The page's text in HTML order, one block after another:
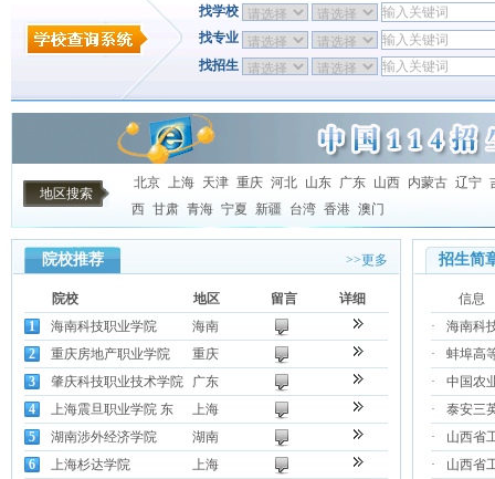
找学校
找专业
找招生
地区搜索
北京 上海 天津 重庆 河北 山东 广东 山西 内蒙古 辽宁
西 甘肃 青海 宁夏 新疆 台湾 香港 澳门
院校推荐 >>更多
院校 地区 留言
详细
1
海南科技职业学院
海南
2
重庆房地产职业学院
重庆
3
肇庆科技职业技术学院
广东
4
上海震旦职业学院 东
上海
5
湖南涉外经济学院
湖南
6
上海杉达学院
上海
招生简
信息
·
海南科
·
蚌埠高
·
中国农
·
泰安三
·
山西省
·
山西省